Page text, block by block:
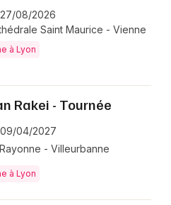
08/2026
Saint Maurice - Vienne
à Lyon
Rakei - Tournée
04/2027
- Villeurbanne
à Lyon